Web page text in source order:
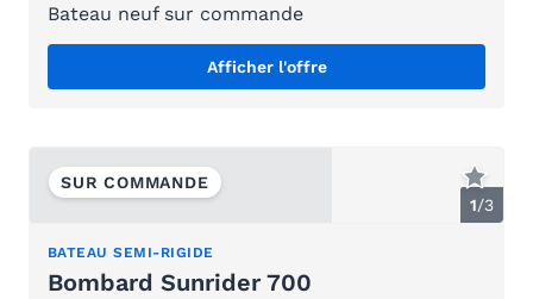
Bateau neuf sur commande
Afficher l'offre
1/3
SUR COMMANDE
BATEAU SEMI-RIGIDE
Bombard Sunrider 700